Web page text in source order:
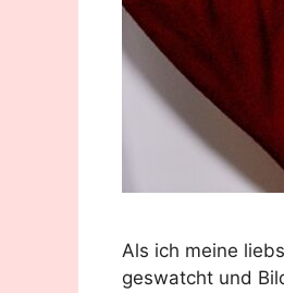
Als ich meine
geswatcht und